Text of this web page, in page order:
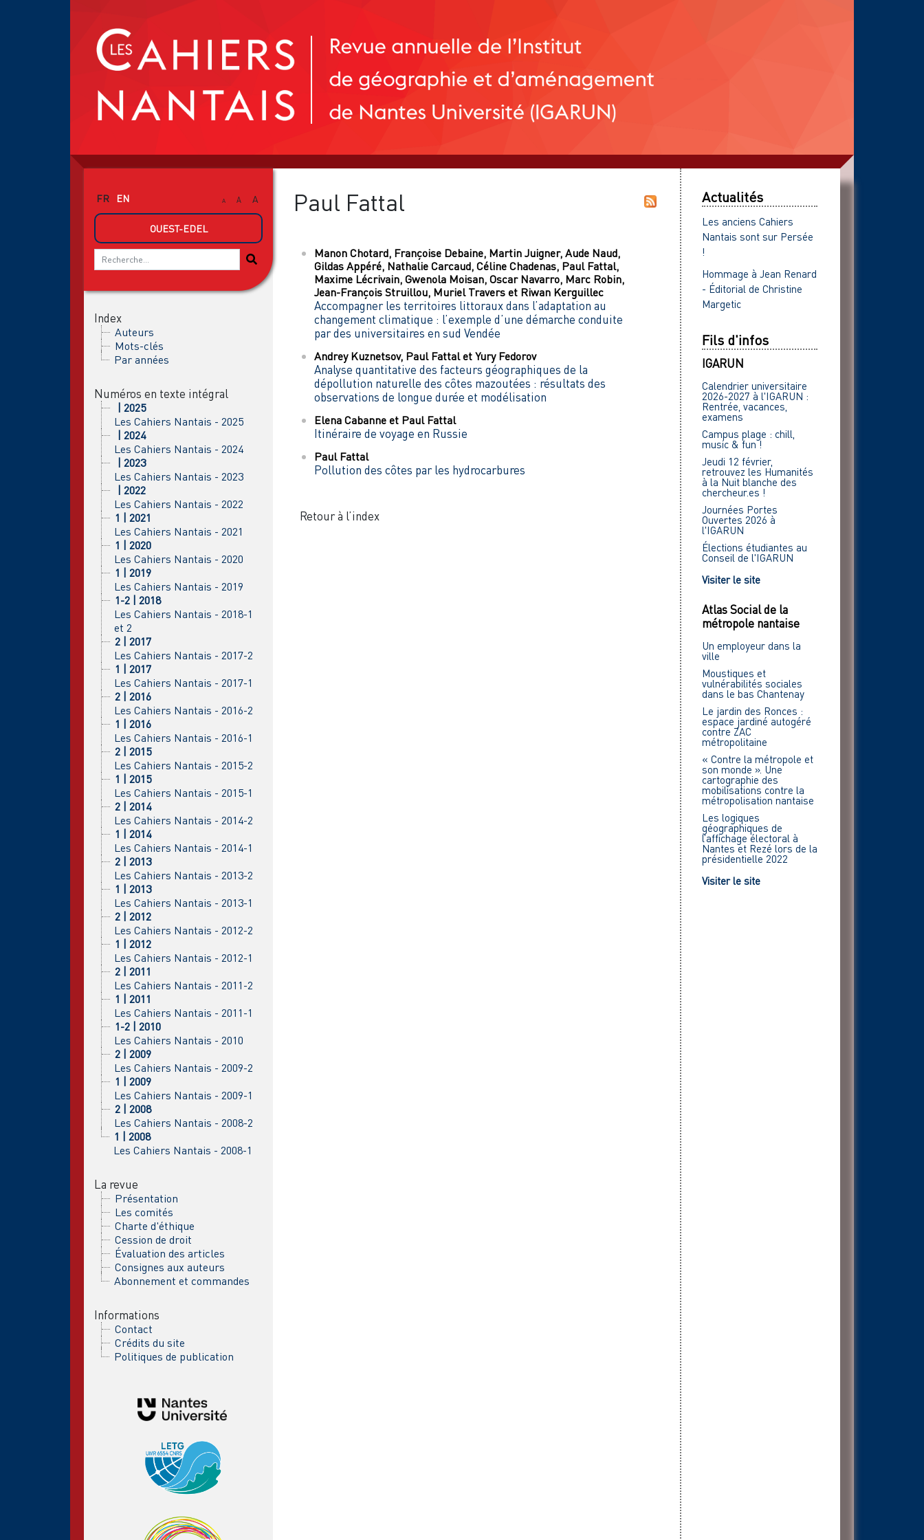
FR EN A A A
OUEST-EDEL
Index
Auteurs
Mots-clés
Par années
Numéros en texte intégral
| 2025
Les Cahiers Nantais - 2025
| 2024
Les Cahiers Nantais - 2024
| 2023
Les Cahiers Nantais - 2023
| 2022
Les Cahiers Nantais - 2022
1 | 2021
Les Cahiers Nantais - 2021
1 | 2020
Les Cahiers Nantais - 2020
1 | 2019
Les Cahiers Nantais - 2019
1-2 | 2018
Les Cahiers Nantais - 2018-1
et 2
2 | 2017
Les Cahiers Nantais - 2017-2
1 | 2017
Les Cahiers Nantais - 2017-1
2 | 2016
Les Cahiers Nantais - 2016-2
1 | 2016
Les Cahiers Nantais - 2016-1
2 | 2015
Les Cahiers Nantais - 2015-2
1 | 2015
Les Cahiers Nantais - 2015-1
2 | 2014
Les Cahiers Nantais - 2014-2
1 | 2014
Les Cahiers Nantais - 2014-1
2 | 2013
Les Cahiers Nantais - 2013-2
1 | 2013
Les Cahiers Nantais - 2013-1
2 | 2012
Les Cahiers Nantais - 2012-2
1 | 2012
Les Cahiers Nantais - 2012-1
2 | 2011
Les Cahiers Nantais - 2011-2
1 | 2011
Les Cahiers Nantais - 2011-1
1-2 | 2010
Les Cahiers Nantais - 2010
2 | 2009
Les Cahiers Nantais - 2009-2
1 | 2009
Les Cahiers Nantais - 2009-1
2 | 2008
Les Cahiers Nantais - 2008-2
1 | 2008
Les Cahiers Nantais - 2008-1
La revue
Présentation
Les comités
Charte d'éthique
Cession de droit
Évaluation des articles
Consignes aux auteurs
Abonnement et commandes
Informations
Contact
Crédits du site
Politiques de publication
Paul Fattal
Manon Chotard, Françoise Debaine, Martin Juigner, Aude Naud,
Gildas Appéré, Nathalie Carcaud, Céline Chadenas, Paul Fattal,
Maxime Lécrivain, Gwenola Moisan, Oscar Navarro, Marc Robin,
Jean-François Struillou, Muriel Travers et Riwan Kerguillec
Accompagner les territoires littoraux dans l’adaptation au
changement climatique : l’exemple d’une démarche conduite
par des universitaires en sud Vendée
Andrey Kuznetsov, Paul Fattalet Yury Fedorov
Analyse quantitative des facteurs géographiques de la
dépollution naturelle des côtes mazoutées : résultats des
observations de longue durée et modélisation
Elena Cabanne et Paul Fattal
Itinéraire de voyage en Russie
Paul Fattal
Pollution des côtes par les hydrocarbures
Retour à l’index
Actualités
Les anciens Cahiers
Nantais sont sur Persée
!
Hommage à Jean Renard
- Éditorial de Christine
Margetic
Fils d'infos
IGARUN
Calendrier universitaire
2026-2027 à l'IGARUN :
Rentrée, vacances,
examens
Campus plage : chill,
music & fun !
Jeudi 12 février,
retrouvez les Humanités
à la Nuit blanche des
chercheur.es !
Journées Portes
Ouvertes 2026 à
l'IGARUN
Élections étudiantes au
Conseil de l'IGARUN
Visiter le site
Atlas Social de la
métropole nantaise
Un employeur dans la
ville
Moustiques et
vulnérabilités sociales
dans le bas Chantenay
Le jardin des Ronces :
espace jardiné autogéré
contre ZAC
métropolitaine
« Contre la métropole et
son monde ». Une
cartographie des
mobilisations contre la
métropolisation nantaise
Les logiques
géographiques de
l’affichage électoral à
Nantes et Rezé lors de la
présidentielle 2022
Visiter le site